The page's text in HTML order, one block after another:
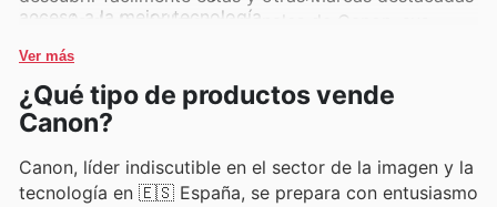
a través de los folletos semanales de Canon, sus
catálogos online y las promociones exclusivas que
acceso a la mejor tecnología.
Ver más
¿Qué tipo de productos vende
Canon?
Canon, líder indiscutible en el sector de la imagen y la
tecnología en 🇪🇸 España, se prepara con entusiasmo